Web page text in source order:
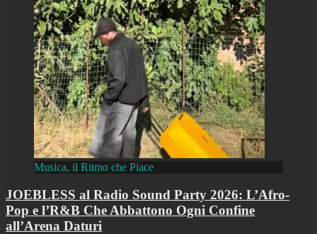
Musica, il Ritmo che Piace
JOEBLESS al Radio Sound Party 2026: L’Afro-
Pop e l’R&B Che Abbattono Ogni Confine
all’Arena Daturi